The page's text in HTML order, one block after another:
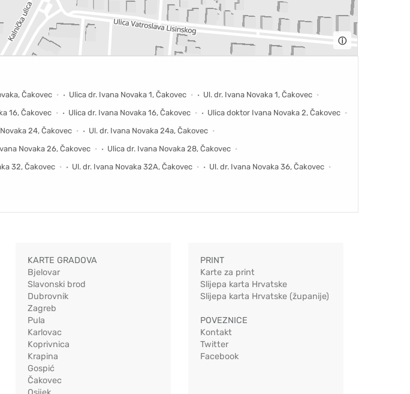
ⓘ
Čakovec Ulica dr. Ivana Novaka 1, Čakovec
Ul. dr. Ivana Novaka 1, Čakovec
16, Čakovec Ulica dr. Ivana Novaka 16, Čakovec
Ulica doktor Ivana Novaka 2, Čakovec
24, Čakovec
Ul. dr. Ivana Novaka 24a, Čakovec
Novaka 26, Čakovec
Ulica dr. Ivana Novaka 28, Čakovec
32, Čakovec Ul. dr. Ivana Novaka 32A, Čakovec
Ul. dr. Ivana Novaka 36, Čakovec
KARTE GRADOVA
Bjelovar
Slavonski brod
Dubrovnik
Zagreb
Pula
Karlovac
Koprivnica
Krapina
Gospić
Čakovec
PRINT
Karte za print
Slijepa karta Hrvatske
Slijepa karta Hrvatske (županije)
POVEZNICE
Kontakt
Twitter
Facebook